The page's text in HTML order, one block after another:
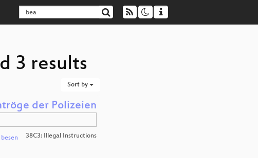
3 results
Sort by
der Polizeien
besen 38C3: Illegal Instructions